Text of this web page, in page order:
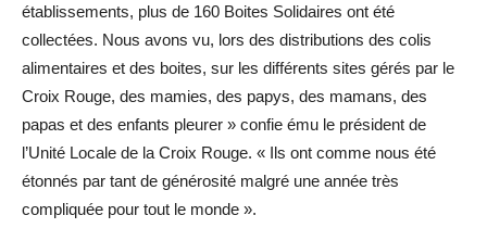
établissements, plus de 160 Boites Solidaires ont été
collectées. Nous avons vu, lors des distributions des colis
alimentaires et des boites, sur les différents sites gérés par le
Croix Rouge, des mamies, des papys, des mamans, des
papas et des enfants pleurer » confie ému le président de
l’Unité Locale de la Croix Rouge. « Ils ont comme nous été
étonnés par tant de générosité malgré une année très
compliquée pour tout le monde ».